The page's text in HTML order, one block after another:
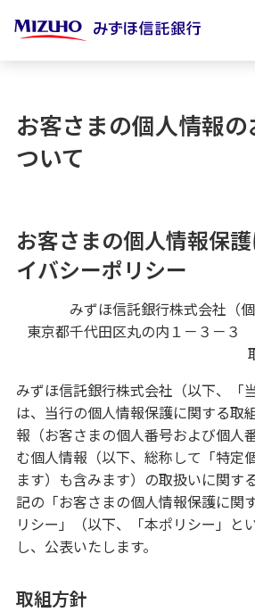
貯める・増やす
銀行預金・投資信託
信託商品・遺言整理
借りる
不動産
ATM・店舗
みずほ信託銀行について
お客さまの個人情報の
ついて
お客さまの個人情報保
イバシーポリシー
みずほ信託銀行株式会社（
東京都千代田区丸の内１－３－３
みずほ信託銀行株式会社（以下、「
は、当行の個人情報保護に関する取
報（お客さまの個人番号および個人
む個人情報（以下、総称して「特定
ます）も含みます）の取扱いに関す
記の「お客さまの個人情報保護に関
リシー」（以下、「本ポリシー」と
し、公表いたします。
取組方針